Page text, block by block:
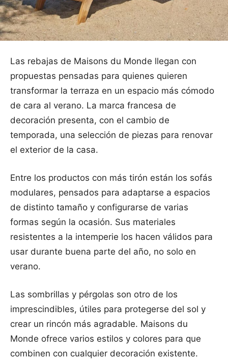
Las rebajas de Maisons du Monde llegan con
propuestas pensadas para quienes quieren
transformar la terraza en un espacio más cómodo
de cara al verano. La marca francesa de
decoración presenta, con el cambio de
temporada, una selección de piezas para renovar
el exterior de la casa.
Entre los productos con más tirón están los sofás
modulares, pensados para adaptarse a espacios
de distinto tamaño y configurarse de varias
formas según la ocasión. Sus materiales
resistentes a la intemperie los hacen válidos para
usar durante buena parte del año, no solo en
verano.
Las sombrillas y pérgolas son otro de los
imprescindibles, útiles para protegerse del sol y
crear un rincón más agradable. Maisons du
Monde ofrece varios estilos y colores para que
combinen con cualquier decoración existente.